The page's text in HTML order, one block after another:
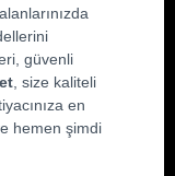
güvenli
, size kaliteli
en
hemen şimdi